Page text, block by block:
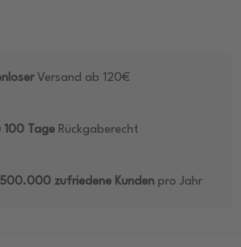
Versand ab 120€
100 Tage Rückgaberecht
zufriedene Kunden pro Jahr